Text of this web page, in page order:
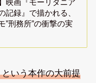
映画『モーリタニア
録』で描かれる、
”刑務所”の衝撃の実
いう本作の大前提